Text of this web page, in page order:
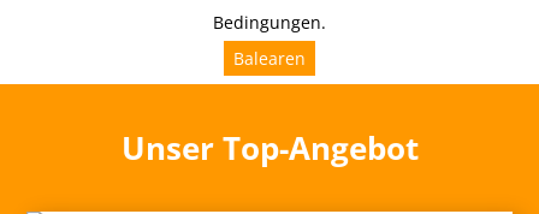
Bedingungen.
Balearen
Unser Top-Angebot